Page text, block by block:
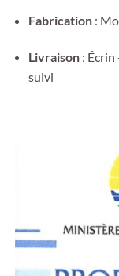
Fabrication:
Livraison: Écrin
suivi